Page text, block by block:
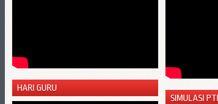
HARI GURU
SIMULASI